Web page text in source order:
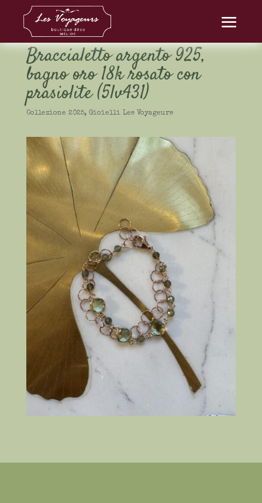
Braccialetto argento 925,
bagno oro 18k rosato con
prasiolite (5lv431)
Collezione 2025, Gioielli Les Voyageurs